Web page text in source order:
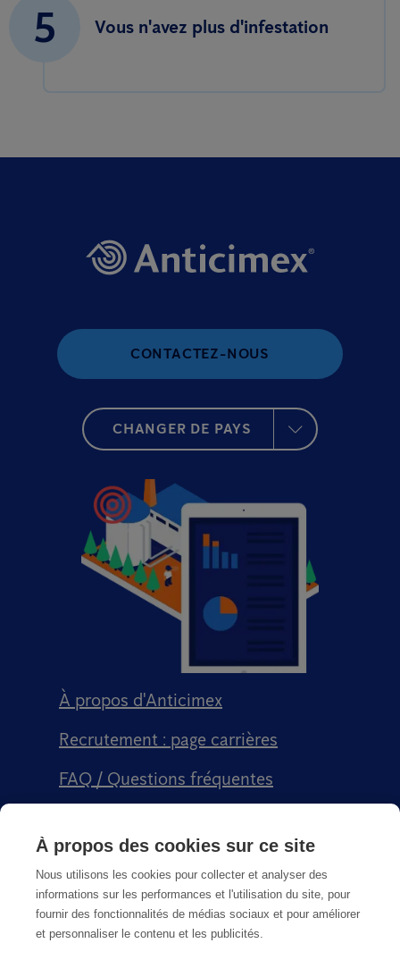
5 Vous n'avez plus d'infestation
CONTACTEZ-NOUS
CHANGER DE PAYS
À propos d'Anticimex
Recrutement : page carrières
FAQ / Questions fréquentes
Conditions générales de vente CGPS
À propos des cookies sur ce site
Nous utilisons les cookies pour collecter et analyser des
informations sur les performances et l'utilisation du site, pour
fournir des fonctionnalités de médias sociaux et pour améliorer
et personnaliser le contenu et les publicités.